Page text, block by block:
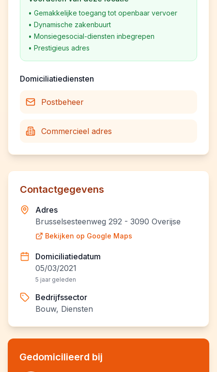
• Gemakkelijke toegang tot openbaar vervoer
• Dynamische zakenbuurt
• Monsiegesocial-diensten inbegrepen
• Prestigieus adres
Domiciliatiediensten
Postbeheer
Commercieel adres
Contactgegevens
Adres
Brusselsesteenweg 292 - 3090 Overijse
Bekijken op Google Maps
Domiciliatiedatum
05/03/2021
5 jaar geleden
Bedrijfssector
Bouw, Diensten
Gedomicilieerd bij